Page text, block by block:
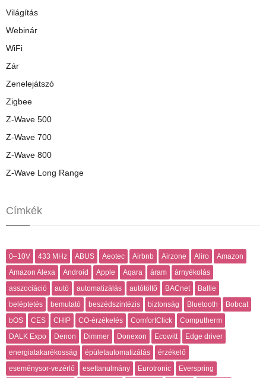
Világítás
Webinár
WiFi
Zár
Zenelejátszó
Zigbee
Z-Wave 500
Z-Wave 700
Z-Wave 800
Z-Wave Long Range
Címkék
0–10V 433 MHz ABUS Aeotec Airbnb Airzone Aliro
Amazon
Amazon Alexa
Android Apple Aqara áram
árnyékolás
asszociáció
autó automatizálás autótöltő BACnet
Ballie
beléptetés
bemutató beszédszintézis biztonság Bluetooth
Bobcat
bOS
CES CHIP CO-érzékelés ComfortClick
Computherm
DALK Expo
Denon Dimmer Donexon Ecowitt
Edge driver
energiatakarékosság
épületautomatizálás
érzékelő
eseménysor-vezérlő
esettanulmány Eurotronic
Everspring